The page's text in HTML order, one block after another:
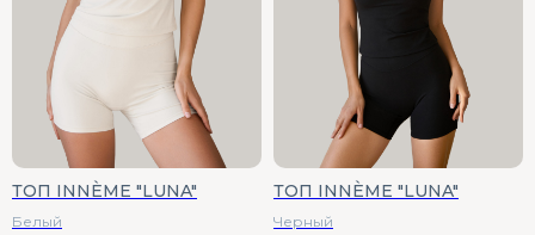
ТОП INNÈME "LUNA"
Белый
ТОП INNÈME "LUNA"
Черный